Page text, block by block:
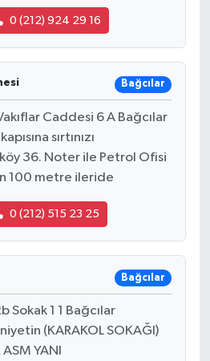
0 (212) 924 29 16
Bağcılar
Caddesi 6 A Bağcılar
sırtınızı
36. Noter ile Petrol Ofisi
100 metre ileride
0 (212) 515 23 25
Bağcılar
Sokak 1 1 Bağcılar
(KARAKOL SOKAĞI)
YANI